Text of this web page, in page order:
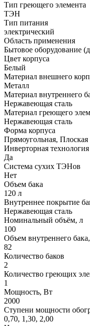
Тип греющего элемента
ТЭН
Тип питания
электрический
Область применения
Бытовое оборудование
Цвет корпуса
Белый
Материал внешнего
Металл
Материал внутреннего
Нержавеющая сталь
Материал греющего
Нержавеющая сталь
Форма корпуса
Прямоугольная, Плоская
Инверторная технология
Да
Система сухих ТЭНов
Нет
Объем бака
120 л
Внутреннее покрытие
Нержавеющая сталь
Номинальный объём, л
100
Объем внутреннего
82
Количество баков
2
Количество греющих
1
Мощность, Вт
2000
Ступени мощности
0,70, 1,30, 2,00